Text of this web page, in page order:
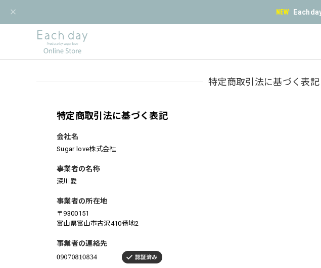
特定商取引法に基づく表記
特定商取引法に基づく表記
会社名
Sugar love株式会社
事業者の名称
深川愛
事業者の所在地
〒9300151
富山県富山市古沢410番地2
事業者の連絡先